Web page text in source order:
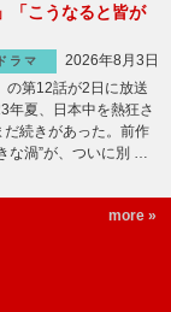
「こうなると皆が
ドラマ
2026年8月3日
第12話が2日に放送
夏、日本中を熱狂さ
続きがあった。前作
な渦”が、ついに別 …
more »